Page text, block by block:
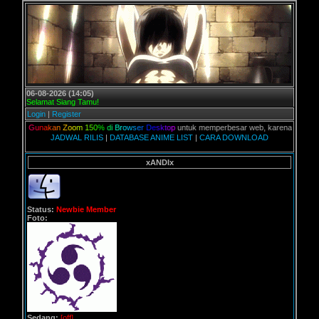
06-08-2026 (14:05)
Selamat Siang Tamu!
Login | Register
akan Zoom 150% di Br owser Des ktopuntuk memperbesar web, karena aslinya
JADWAL RILIS | DATABASE ANIME LIST | CARA DOWNLOAD
xANDIx
Status: Newbie Member
Foto: